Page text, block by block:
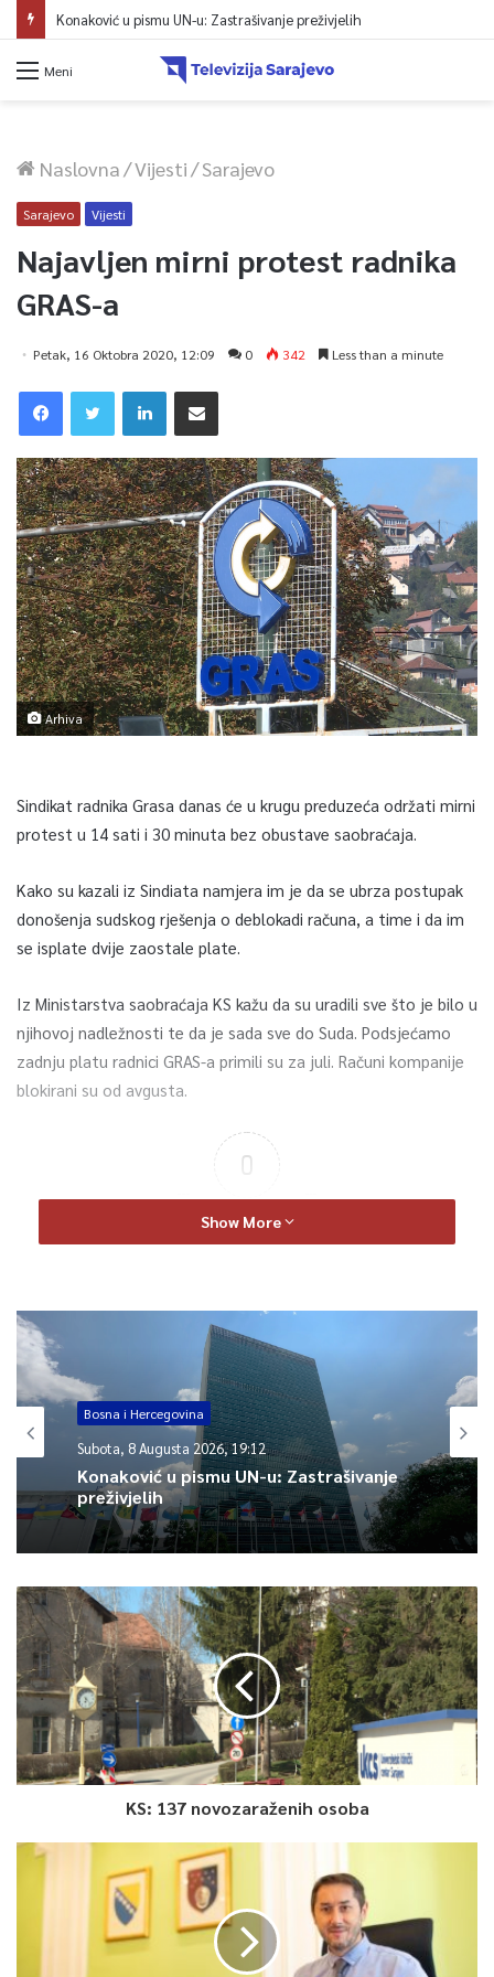
Konaković u pismu UN-u: Zastrašivanje preživjelih
Meni
Naslovna/Vijesti/Sarajevo
Sarajevo Vijesti
Najavljen mirni protest radnika
GRAS-a
Petak, 16 Oktobra 2020, 12:09 0 342 Less than a minute
Arhiva
Sindikat radnika Grasa danas će u krugu preduzeća održati mirni
protest u 14 sati i 30 minuta bez obustave saobraćaja.
Kako su kazali iz Sindiata namjera im je da se ubrza postupak
donošenja sudskog rješenja o deblokadi računa, a time i da im
se isplate dvije zaostale plate.
Iz Ministarstva saobraćaja KS kažu da su uradili sve što je bilo u
njihovoj nadležnosti te da je sada sve do Suda. Podsjećamo
zadnju platu radnici GRAS-a primili su za juli. Računi kompanije
blokirani su od avgusta.
0
Article Rating
Show More
Bosna i Hercegovina
Subota, 8 Augusta 2026, 19:12
Konaković u pismu UN-u: Zastrašivanje
preživjelih
KS: 137 novozaraženih osoba